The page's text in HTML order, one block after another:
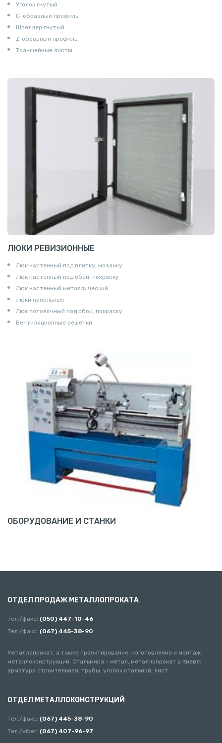
Уголок гнутый
С-образный профиль
Швеллер гнутый
Z-образный профиль
Траншейные листы
ЛЮКИ РЕВИЗИОННЫЕ
Люк настенный под плитку, мозаику
Люк настенный под обои, покраску
Люк настенный металлический
Люки напольные
Люк потолочный под обои, покраску
Вентиляционные решетки
ОБОРУДОВАНИЕ И СТАНКИ
ОТДЕЛ ПРОДАЖ МЕТАЛЛОПРОКАТА
Тел./факс: (050) 447-10-46
Тел./факс: (067) 445-38-90
Металлопрокат, а также проектирование, изготовление и монтаж
металлоконструкций. Стальмира - метал, металлопрокат в Киеве:
арматура строительная, трубы, уголок стальной, лист.
ОТДЕЛ МЕТАЛЛОКОНСТРУКЦИЙ
Тел./факс: (067) 445-38-90
Тел./viber: (067) 407-96-97